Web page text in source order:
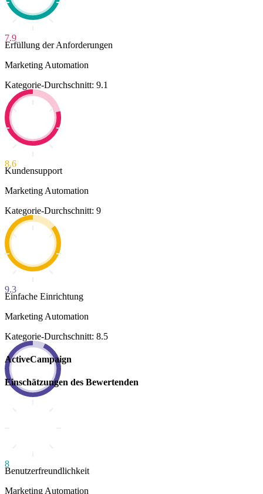
7.9
Erfüllung der Anforderungen
Marketing Automation
Kategorie-Durchschnitt: 9.1
8.6
Kundensupport
Marketing Automation
Kategorie-Durchschnitt: 9
9.3
Einfache Einrichtung
Marketing Automation
Kategorie-Durchschnitt: 8.5
ActiveCampaign
Einschätzungen des Bewertenden
8
Benutzerfreundlichkeit
Marketing Automation